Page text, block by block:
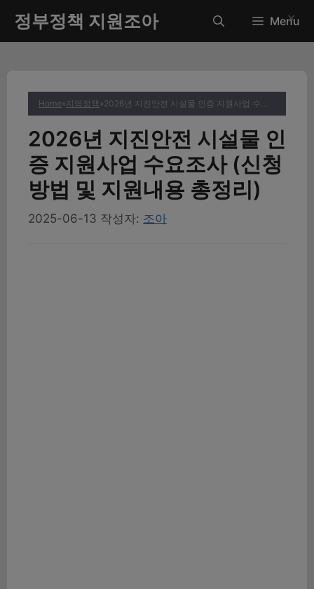
츠
정부정책 지원조아 Menu
Home»지역정책 » 2026년 지진안전 시설물 인증 지원사업 수요조사 (신청방법 및 지원내용 총정리)
2026년 지진안전 시설물 인
증 지원사업 수요조사 (신청
방법 및 지원내용 총정리)
2025-06-13 작성자: 조아
✕